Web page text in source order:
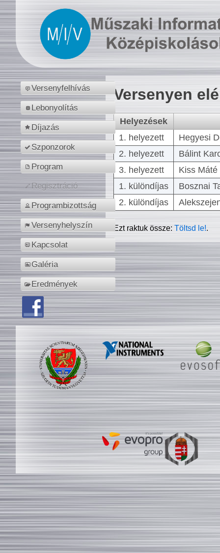
Versenyfelhívás
Lebonyolítás
Díjazás
Szponzorok
Program
Regisztráció
Programbizottság
Versenyhelyszín
Kapcsolat
Galéria
Eredmények
Versenyen
Helyezések
1. helyezett
Hegyesi
2. helyezett
Bálint
3. helyezett
Kiss
1. különdíjas
Bosznai
2. különdíjas
Ezt raktuk össze:Töltsd le!.